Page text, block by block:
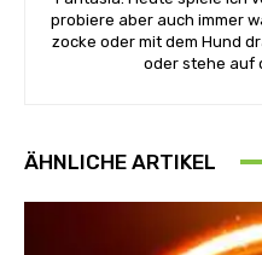
probiere aber auch immer
zocke oder mit dem Hund
oder stehe auf
ÄHNLICHE ARTIKEL